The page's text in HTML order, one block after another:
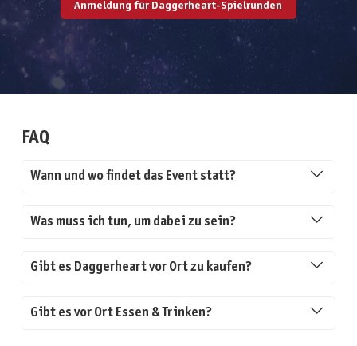
Anmeldung für Daggerheart-Spielrunden
FAQ
Wann und wo findet das Event statt?
Was muss ich tun, um dabei zu sein?
Gibt es Daggerheart vor Ort zu kaufen?
Gibt es vor Ort Essen & Trinken?